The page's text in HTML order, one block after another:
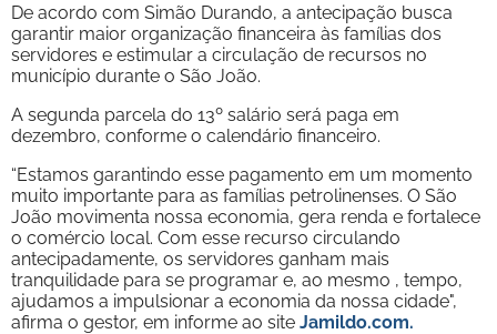
De acordo com Simão Durando, a antecipação busca
garantir maior organização financeira às famílias dos
servidores e estimular a circulação de recursos no
município durante o São João.
A segunda parcela do 13º salário será paga em
dezembro, conforme o calendário financeiro.
“Estamos garantindo esse pagamento em um momento
muito importante para as famílias petrolinenses. O São
João movimenta nossa economia, gera renda e fortalece
o comércio local. Com esse recurso circulando
antecipadamente, os servidores ganham mais
tranquilidade para se programar e, ao mesmo , tempo,
ajudamos a impulsionar a economia da nossa cidade",
afirma o gestor, em informe ao site Jamildo.com.